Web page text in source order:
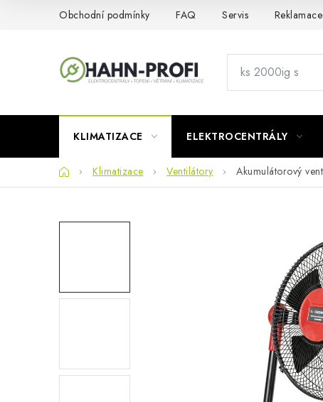
Obchodní podmínky FAQ Servis Reklamace
KLIMATIZACE ELEKTROCENTRÁLY
DomůKlimatizace Ventilátory Akumulátorový